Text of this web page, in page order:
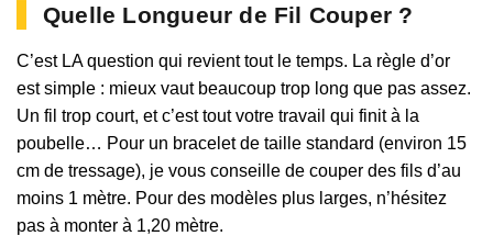
Quelle Longueur de Fil Couper ?
C’est LA question qui revient tout le temps. La règle d’or
est simple : mieux vaut beaucoup trop long que pas assez.
Un fil trop court, et c’est tout votre travail qui finit à la
poubelle… Pour un bracelet de taille standard (environ 15
cm de tressage), je vous conseille de couper des fils d’au
moins 1 mètre. Pour des modèles plus larges, n’hésitez
pas à monter à 1,20 mètre.